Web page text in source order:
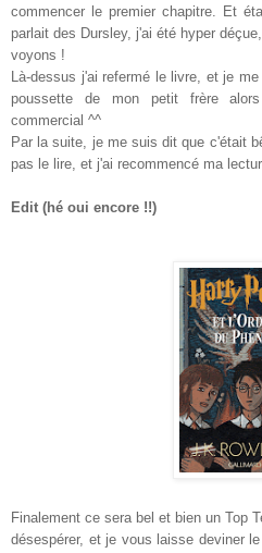
commencer le premier chapitre. Et
parlait des Dursley, j'ai été hyper
voyons !
Là-dessus j'ai refermé le livre, et je
poussette de mon petit frère
commercial ^^
Par la suite, je me suis dit que c'était
pas le lire, et j'ai recommencé ma
Edit (hé oui encore !!)
Finalement ce sera bel et bien un Top
désespérer, et je vous laisse deviner